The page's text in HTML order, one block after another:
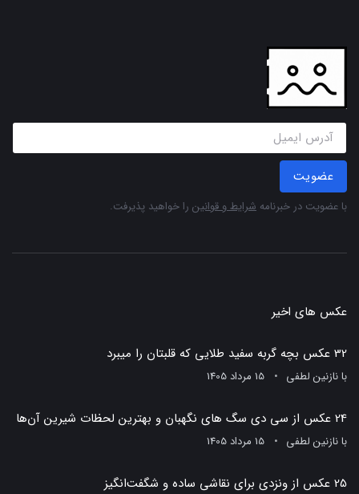
عضویت
با عضویت در خبرنامه شرایط و قوانین را خواهید پذیرفت.
عکس های اخیر
32 عکس بچه گربه سفید طلایی که قلبتان را میبرد
بانازنین لطفی 15 مرداد 1405
24 عکس از سی دی سگ های نگهبان و بهترین لحظات شیرین آن‌ها
بانازنین لطفی 15 مرداد 1405
25 عکس از ونزدی برای نقاشی ساده و شگفت‌انگیز